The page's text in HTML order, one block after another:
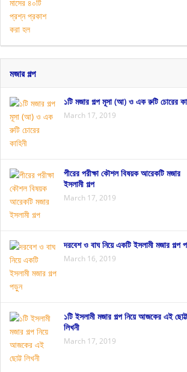
মজার গল্প
১টি মজার গল্প মূসা (আ) ও এক রুটি চোরের
March 17, 2019
পীরের পরীক্ষা কৌশল বিষয়ক আরেকটি মজার
ইসলামী গল্প
March 17, 2019
দরবেশ ও বাঘ নিয়ে একটি ইসলামী মজার গল্প
March 16, 2019
১টি ইসলামী মজার গল্প নিয়ে আজকের এই ছোট্ট
লিখনী
March 17, 2019